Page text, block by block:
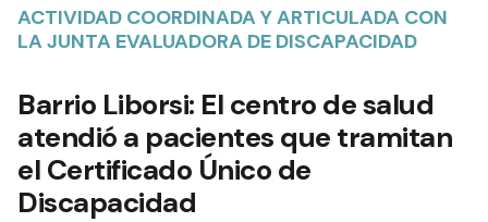
ACTIVIDAD COORDINADA Y ARTICULADA CON
LA JUNTA EVALUADORA DE DISCAPACIDAD
Barrio Liborsi: El centro de salud
atendió a pacientes que tramitan
el Certificado Único de
Discapacidad